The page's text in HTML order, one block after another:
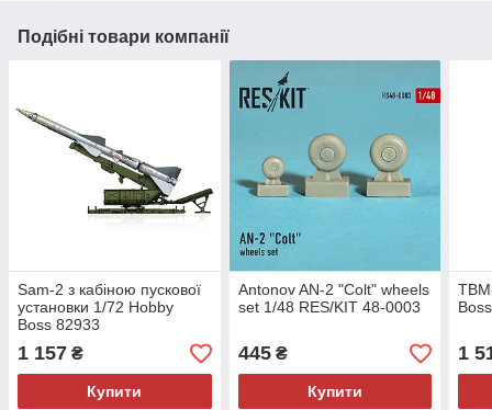
Подібні товари компанії
Sam-2 з кабіною пускової
установки 1/72 Hobby
Boss 82933
1 157 ₴
Купити
Antonov AN-2 "Colt" wheels
set 1/48 RES/KIT 48-0003
445₴
Купити
1